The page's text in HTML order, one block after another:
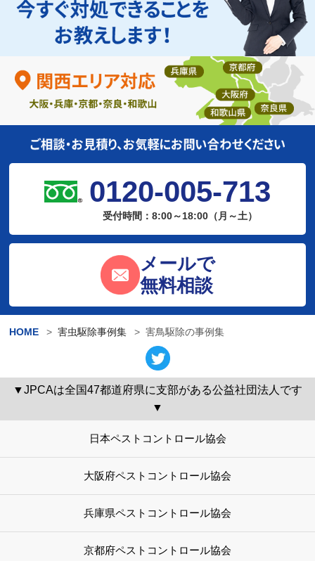
0120-005-713
受付時間：8:00～18:00（月～土）
メールで
無料相談
HOME 害虫駆除事例集 害鳥駆除の事例集
▼JPCAは全国47都道府県に支部がある公益社団法人です
▼
日本ペストコントロール協会
大阪府ペストコントロール協会
兵庫県ペストコントロール協会
京都府ペストコントロール協会